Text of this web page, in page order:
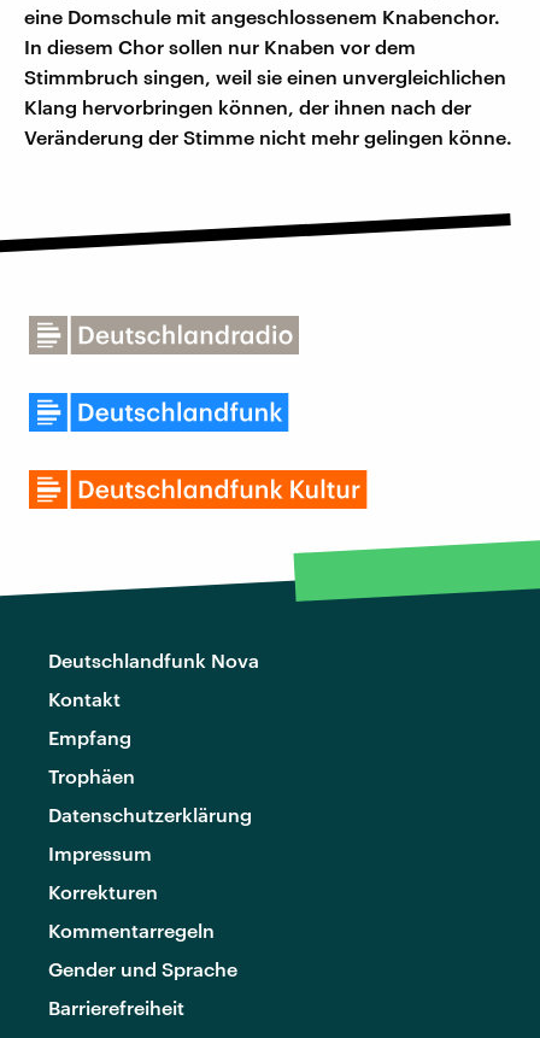
eine Domschule mit angeschlossenem Knabenchor.
In diesem Chor sollen nur Knaben vor dem
Stimmbruch singen, weil sie einen unvergleichlichen
Klang hervorbringen können, der ihnen nach der
Veränderung der Stimme nicht mehr gelingen könne.
Deutschlandfunk Nova
Kontakt
Empfang
Trophäen
Datenschutzerklärung
Impressum
Korrekturen
Kommentarregeln
Gender und Sprache
Barrierefreiheit